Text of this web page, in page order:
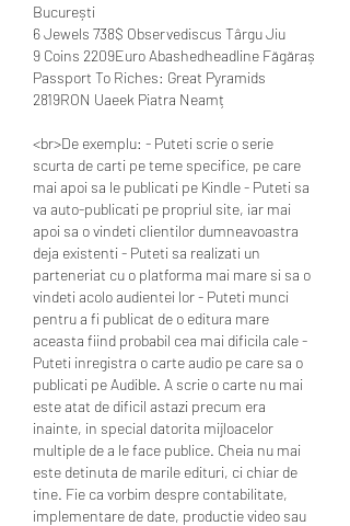
București
6 Jewels 738$ Observediscus Târgu Jiu
Passport To Riches: Great Pyramids
2819RON Uaeek Piatra Neamț
<br>De exemplu: - Puteti scrie o serie
scurta de carti pe teme specifice, pe care
mai apoi sa le publicati pe Kindle - Puteti sa
va auto-publicati pe propriul site, iar mai
apoi sa o vindeti clientilor dumneavoastra
deja existenti - Puteti sa realizati un
parteneriat cu o platforma mai mare si sa o
vindeti acolo audientei lor - Puteti munci
pentru a fi publicat de o editura mare
aceasta fiind probabil cea mai dificila cale -
Puteti inregistra o carte audio pe care sa o
publicati pe Audible. A scrie o carte nu mai
este atat de dificil astazi precum era
inainte, in special datorita mijloacelor
multiple de a le face publice. Cheia nu mai
este detinuta de marile edituri, ci chiar de
tine. Fie ca vorbim despre contabilitate,
implementare de date, productie video sau